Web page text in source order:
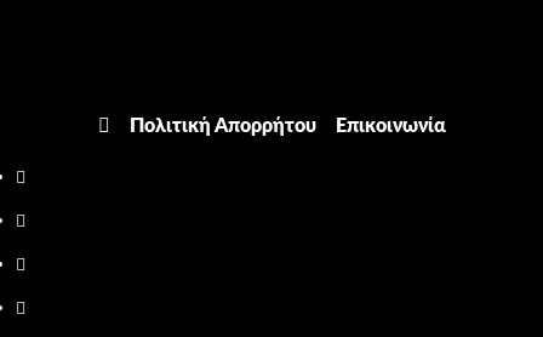
Πολιτική Απορρήτου Επικοινωνία
Facebook
Twitter
Youtube
Instagram